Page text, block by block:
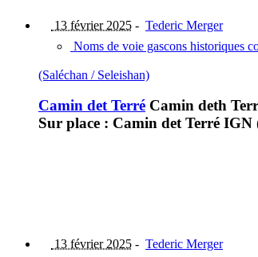
13 février 2025 - Tederic Merger
Noms de voie gascons historiques
(Saléchan / Seleishan)
Camin det Terré Camin deth
Sur place : Camin det Terré
13 février 2025 - Tederic Merger